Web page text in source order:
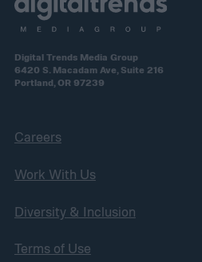
Digital Trends Media Group
6420 S. Macadam Ave, Suite 216
Portland, OR 97239
Careers
Work With Us
Diversity & Inclusion
Terms of Use